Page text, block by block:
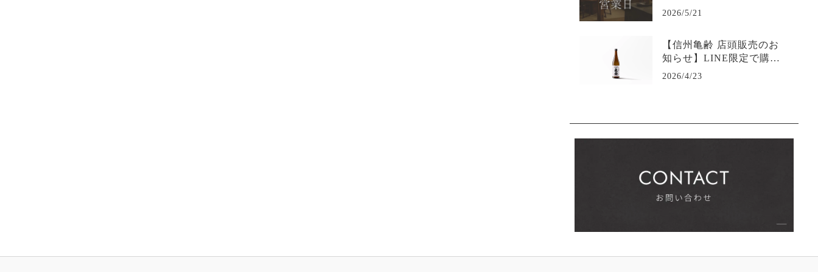
2026/5/21
【信州亀齢 店頭販売のお
知らせ】LINE限定で購入
可能-日本酒専門店坐kura
2026/4/23